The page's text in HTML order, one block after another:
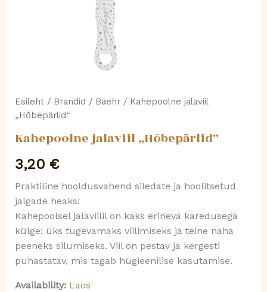
Esileht/ Brandid / Baehr/ Kahepoolne jalaviil
„Hõbepärlid“
Kahepoolne jalaviil „Hõbepärlid“
3,20 €
Praktiline hooldusvahend siledate ja hoolitsetud
jalgade heaks!
Kahepoolsel jalaviilil on kaks erineva karedusega
külge: üks tugevamaks viilimiseks ja teine naha
peeneks silumiseks. Viil on pestav ja kergesti
puhastatav, mis tagab hügieenilise kasutamise.
Availability: Laos